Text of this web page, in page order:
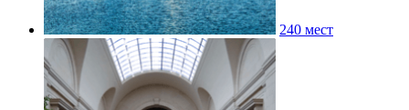
240 мест